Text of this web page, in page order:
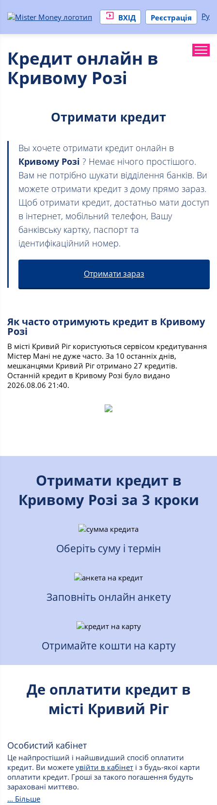
ВХІД Реєстрація Ру
Кредит онлайн в
Кривому Розі
Отримати кредит
Вы хочете отримати кредит онлайн в
Кривому Розі ? Немає нічого простішого.
Вам не потрібно шукати відділення банків. Ви
можете отримати кредит з дому прямо зараз.
Щоб отримати кредит, достатньо мати доступ
в інтернет, мобільний телефон, Вашу
банківську картку, паспорт та
ідентифікаційний номер.
Отримати зараз
Як часто отримують кредит в Кривому
Розі
В місті Кривий Ріг користуються сервісом кредитування
Містер Мані не дуже часто. За 10 останніх днів,
мешканцями Кривий Ріг отримано 27 кредитів.
Останній кредит в Кривому Розі було видано
2026.08.06 21:40.
Отримати кредит в
Кривому Розі за 3 кроки
Оберіть суму і термін
Заповніть онлайн анкету
Отримайте кошти на карту
Де оплатити кредит в
місті Кривий Ріг
Особистий кабінет
Це найпростіший і найшвидший спосіб оплатити
кредит. Ви можете увійти в кабінет і з будь-якої карти
оплатити кредит. Гроші за такого погашення будуть
зараховані миттєво.
... Більше